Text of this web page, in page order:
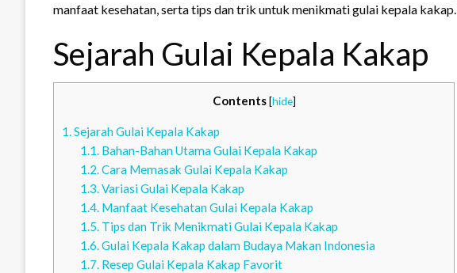
manfaat kesehatan, serta tips dan trik untuk menikmati gulai kepala kakap.
Sejarah Gulai Kepala Kakap
Contents [hide]
1.Sejarah Gulai Kepala Kakap
1.1.Bahan-Bahan Utama Gulai Kepala Kakap
1.2.Cara Memasak Gulai Kepala Kakap
1.3.Variasi Gulai Kepala Kakap
1.4.Manfaat Kesehatan Gulai Kepala Kakap
1.5.Tips dan Trik Menikmati Gulai Kepala Kakap
1.6.Gulai Kepala Kakap dalam Budaya Makan Indonesia
1.7.Resep Gulai Kepala Kakap Favorit